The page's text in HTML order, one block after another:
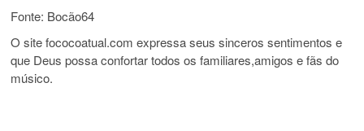
Fonte: Bocão64
O site fococoatual.com expressa seus sinceros sentimentos e
que Deus possa confortar todos os familiares,amigos e fãs do
músico.